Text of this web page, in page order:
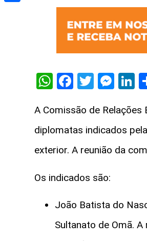
WhatsApp
Facebook
Twitter
A Comissão de
diplomatas indicados
exterior. A reunião da
Os indicados são:
João Batista do
Sultanato de Omã.